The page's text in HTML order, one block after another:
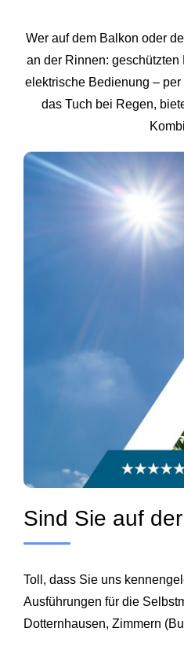
Wer auf dem Balkon oder
an der Rinnen:
elektrische Bedienung –
das Tuch bei Regen,
Sind Sie auf
Toll, dass Sie uns
Ausführungen für die
Dotternhausen, Zimmern